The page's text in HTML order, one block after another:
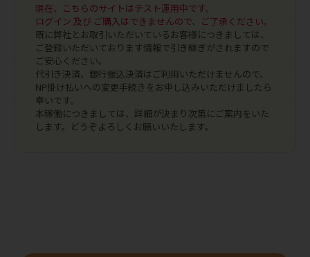
現在、こちらのサイトはテスト運用中です。
ログイン 及び ご購入はできませんので、ご了承ください。
既に弊社とお取引いただいているお客様につきましては、
ご登録いただいております情報で引き継ぎがされますので
ご安心ください。
代引き決済、銀行振込決済はご利用いただけませんので、
NP掛け払いへの変更手続きをお申し込みいただけましたら
幸いです。
本稼働につきましては、詳細が決まり次第にご案内をいた
します。どうぞよろしくお願いいたします。